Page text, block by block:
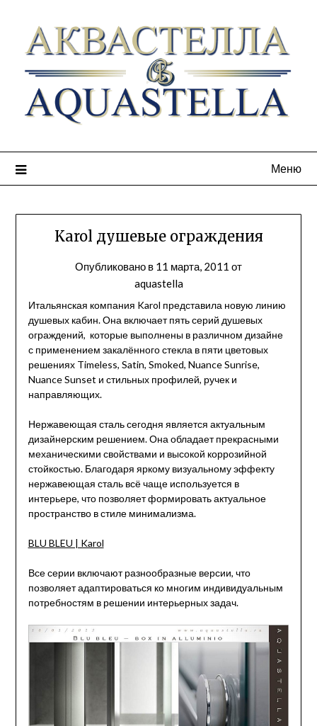
Меню
Karol душевые ограждения
Опубликовано в 11 марта, 2011 от
aquastella
Итальянская компания Karol представила новую линию
душевых кабин. Она включает пять серий душевых
ограждений, которые выполнены в различном дизайне
с применением закалённого стекла в пяти цветовых
решениях Timeless, Satin, Smoked, Nuance Sunrise,
Nuance Sunset и стильных профилей, ручек и
направляющих.
Нержавеющая сталь сегодня является актуальным
дизайнерским решением. Она обладает прекрасными
механическими свойствами и высокой коррозийной
стойкостью. Благодаря яркому визуальному эффекту
нержавеющая сталь всё чаще используется в
интерьере, что позволяет формировать актуальное
пространство в стиле минимализма.
BLU BLEU | Karol
Все серии включают разнообразные версии, что
позволяет адаптироваться ко многим индивидуальным
потребностям в решении интерьерных задач.